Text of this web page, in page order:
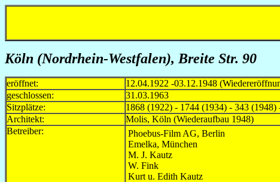
Köln (Nordrhein-Westfalen), Breite Str. 90
eröffnet:
12.04.1922 -03.12.1948
geschlossen:
31.03.1963
Sitzplätze:
1868 (1922) - 1744 (1934) - 343
Architekt:
Molis, Köln (Wiederaufbau 1948)
Betreiber:
Phoebus-Film AG, Berlin
Emelka, München
M. J. Kautz
W. Fink
Kurt u. Edith Kautz